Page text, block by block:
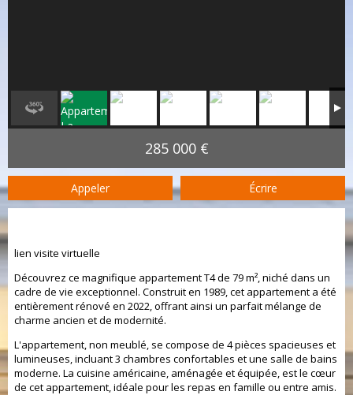
285 000 €
Appeler Écrire
​lien visite virtuelle
Découvrez ce magnifique appartement T4 de 79 m², niché dans un
cadre de vie exceptionnel. Construit en 1989, cet appartement a été
entièrement rénové en 2022, offrant ainsi un parfait mélange de
charme ancien et de modernité.
L'appartement, non meublé, se compose de 4 pièces spacieuses et
lumineuses, incluant 3 chambres confortables et une salle de bains
moderne. La cuisine américaine, aménagée et équipée, est le cœur
de cet appartement, idéale pour les repas en famille ou entre amis.